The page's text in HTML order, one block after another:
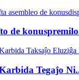
de
Tegaĵo